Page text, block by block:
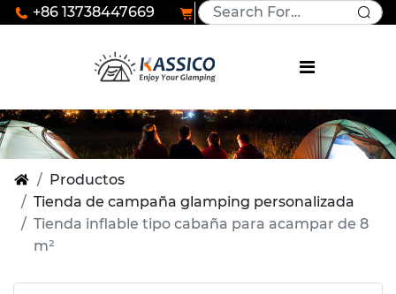
+86 13738447669
Productos
Tienda de campaña glamping personalizada
Tienda inflable tipo cabaña para acampar de 8
m²